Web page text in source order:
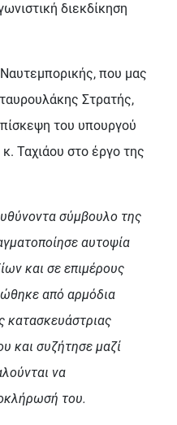
διεκδίκηση
που μας
Στρατής,
του υπουργού
Ταχιάου στο έργο της
σύμβουλο της
αυτοψία
και σε επιμέρους
από αρμόδια
κατασκευάστριας
και συζήτησε μαζί
να
του.